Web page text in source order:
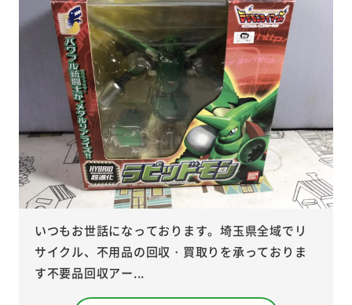
いつもお世話になっております。埼玉県全域でリ
サイクル、不用品の回収・買取りを承っておりま
す不要品回収アー...